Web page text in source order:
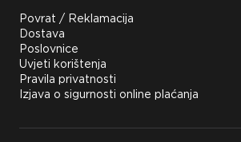
Povrat / Reklamacija
Dostava
Poslovnice
Uvjeti korištenja
Pravila privatnosti
Izjava o sigurnosti online plaćanja